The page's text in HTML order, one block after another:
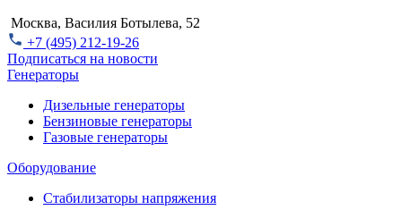
Москва, Василия Ботылева, 52
+7 (495) 212-19-26
Подписаться на новости
Генераторы
Дизельные генераторы
Бензиновые генераторы
Газовые генераторы
Оборудование
Стабилизаторы напряжения